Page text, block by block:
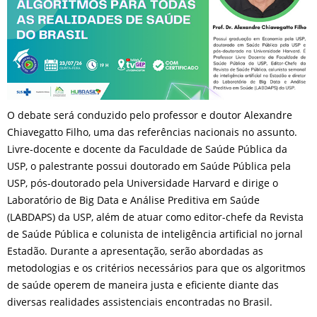
O debate será conduzido pelo professor e doutor Alexandre
Chiavegatto Filho, uma das referências nacionais no assunto.
Livre-docente e docente da Faculdade de Saúde Pública da
USP, o palestrante possui doutorado em Saúde Pública pela
USP, pós-doutorado pela Universidade Harvard e dirige o
Laboratório de Big Data e Análise Preditiva em Saúde
(LABDAPS) da USP, além de atuar como editor-chefe da Revista
de Saúde Pública e colunista de inteligência artificial no jornal
Estadão. Durante a apresentação, serão abordadas as
metodologias e os critérios necessários para que os algoritmos
de saúde operem de maneira justa e eficiente diante das
diversas realidades assistenciais encontradas no Brasil.